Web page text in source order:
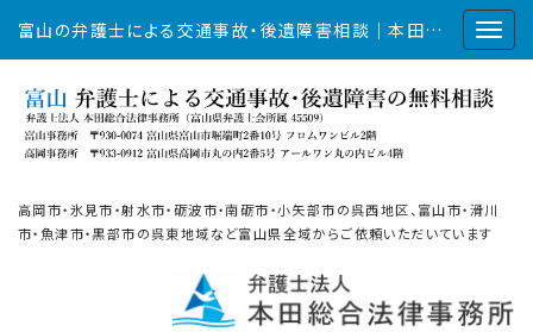
富山の弁護士による交通事故・後遺障害相談｜本田総合法律事務所
高岡市・氷見市・射水市・砺波市・南砺市・小矢部市の呉西地区、富山市・滑川
市・魚津市・黒部市の呉東地域など富山県全域からご依頼いただいています